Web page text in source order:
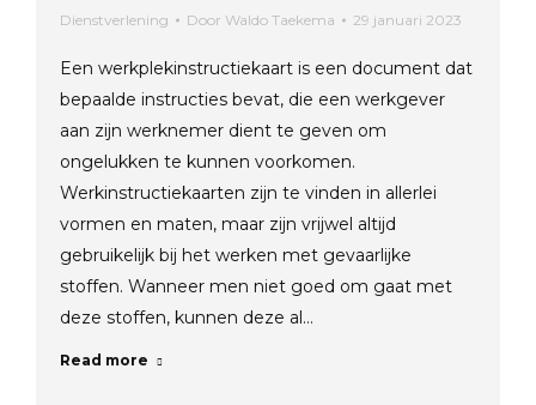
Dienstverlening Door Waldo Taekema 29 januari 2023
Een werkplekinstructiekaart is een document dat
bepaalde instructies bevat, die een werkgever
aan zijn werknemer dient te geven om
ongelukken te kunnen voorkomen.
Werkinstructiekaarten zijn te vinden in allerlei
vormen en maten, maar zijn vrijwel altijd
gebruikelijk bij het werken met gevaarlijke
stoffen. Wanneer men niet goed om gaat met
deze stoffen, kunnen deze al…
Read more